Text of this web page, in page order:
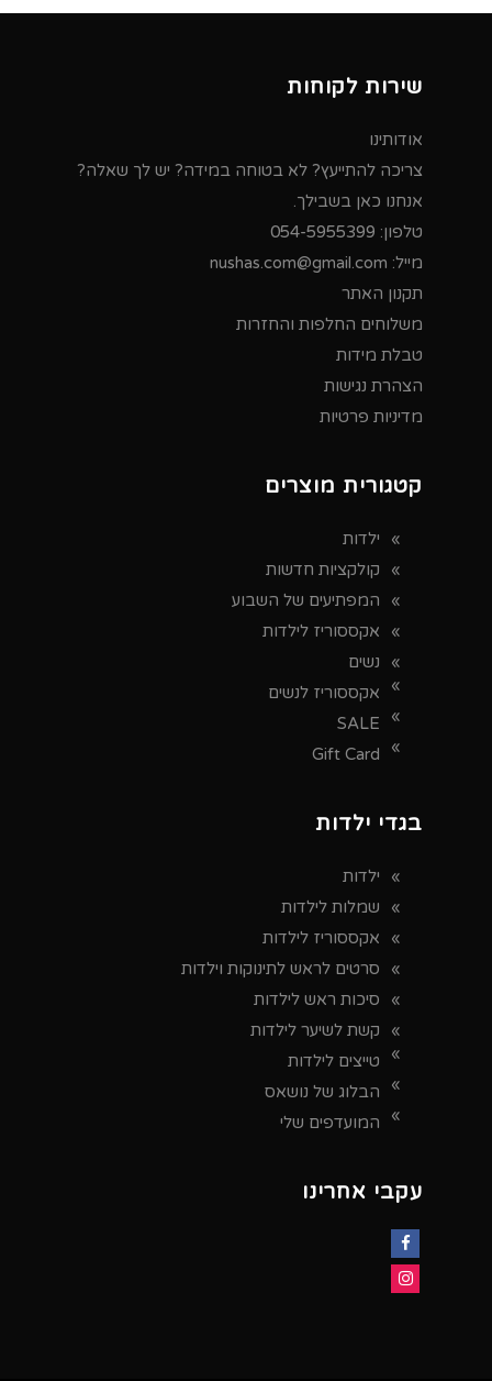
שירות לקוחות
אודותינו
צריכה להתייעץ? לא בטוחה במידה? יש לך שאלה?
אנחנו כאן בשבילך.
טלפון: 054-5955399
מייל: nushas.com@gmail.com
תקנון האתר
משלוחים החלפות והחזרות
טבלת מידות
הצהרת נגישות
מדיניות פרטיות
קטגורית מוצרים
ילדות
קולקציות חדשות
המפתיעים של השבוע
אקססוריז לילדות
נשים
אקססוריז לנשים
SALE
Gift Card
בגדי ילדות
ילדות
שמלות לילדות
אקססוריז לילדות
סרטים לראש לתינוקות וילדות
סיכות ראש לילדות
קשת לשיער לילדות
טייצים לילדות
הבלוג של נושאס
המועדפים שלי
עקבי אחרינו
Facebook